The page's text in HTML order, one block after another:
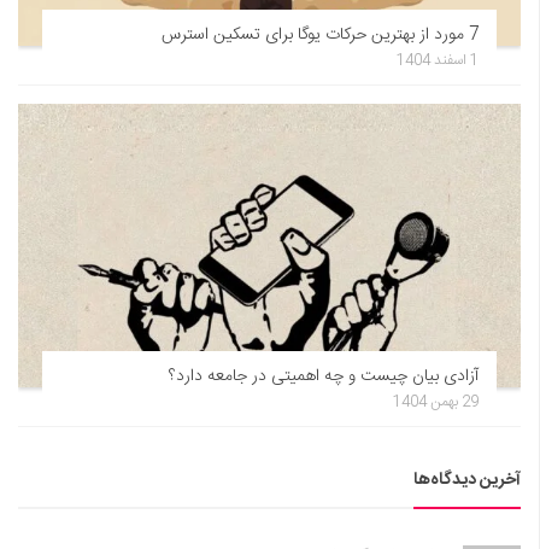
7 مورد از بهترین حرکات یوگا برای تسکین استرس
1 اسفند 1404
آزادی بیان چیست و چه اهمیتی در جامعه دارد؟
29 بهمن 1404
آخرین دیدگاه‌ها